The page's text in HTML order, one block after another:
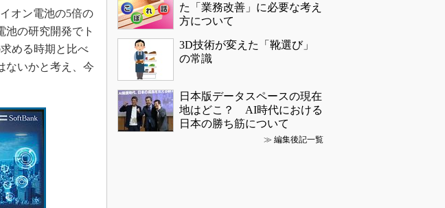
オン電池の5倍の
池の研究開発でト
める時期と比べ
ないかと考え、今
た「業務改善」に必要な考え
方について
3D技術が変えた「靴選び」
の常識
日本版データスペースの現在
地はどこ？ AI時代における
日本の勝ち筋について
≫ 編集後記一覧